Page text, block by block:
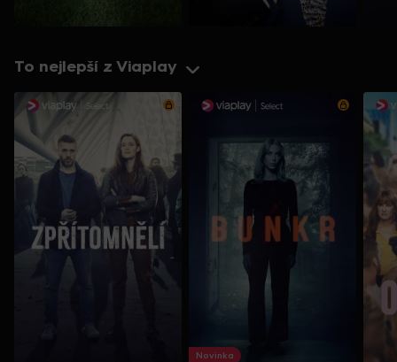
To nejlepší z Viaplay
Novinka